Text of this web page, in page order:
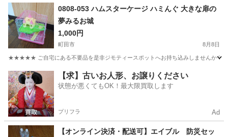
東京 墨田区 その他
0808-053 ハムスターケージ ハミんぐ 大きな扉の
夢みるお城
1,000円
町田市 8月8日
★★★★★ ご自宅にある不要品を是非ジモティースポットへお持ち込みしませんか？
東京 町田市 その他 ハムスター
【求】古いお人形、お譲りください
状態が悪くてもOK！最大限買取します
プリフラ Ad
【オンライン決済・配送可】エイブル 防災セッ